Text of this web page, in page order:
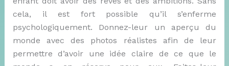
cela, il est fort possible qu’il s’enferme
psychologiquement. Donnez-leur un aperçu du
monde avec des photos réalistes afin de leur
permettre d’avoir une idée claire de ce que le